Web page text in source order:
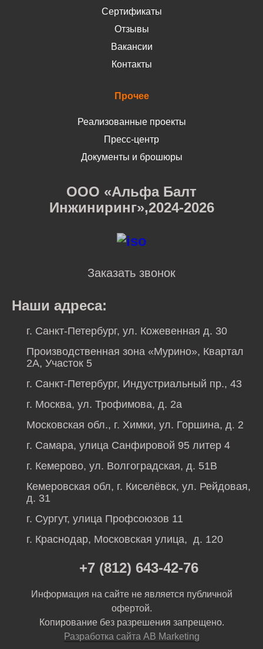
Сертификаты
Отзывы
Вакансии
Контакты
Прочее
Реализованные проекты
Пресс-центр
Документы и брошюры
ООО «Альфа Балт
Инжиниринг»,2024-2026
Заказать звонок
Наши адреса:
г. Санкт-Петербург, ул. Кожевенная д. 30
Производственная зона «Мурино», Квартал
2А, Участок 5
г. Санкт-Петербург, Индустриальный пр., 43
г. Москва, ул. Трофимова, д. 2а
Московская обл., г. Химки, ул. Горшина, д. 2
г. Самара, улица Санфировой 95 литер 4
г. Кемерово, ул. Волгоградская, д. 51В
Кемеровская обл, г. Киселёвск, ул. Рейдовая,
д. 31
г. Сургут, улица Профсоюзов 11
г. Краснодар, Московская улица, д. 120
+7 (812) 643-42-76
Информация на сайте не является публичной
офертой.
Копирование без разрешения запрещено.
Разработка сайта AB Marketing